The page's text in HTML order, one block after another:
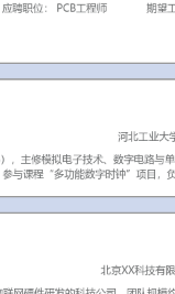
与物联网硬件研发的